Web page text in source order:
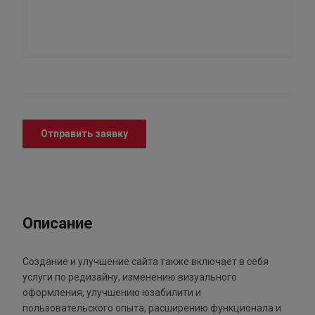
Отправить заявку
Описание
Создание и улучшение сайта также включает в себя
услуги по редизайну, изменению визуального
оформления, улучшению юзабилити и
пользовательского опыта, расширению функционала и